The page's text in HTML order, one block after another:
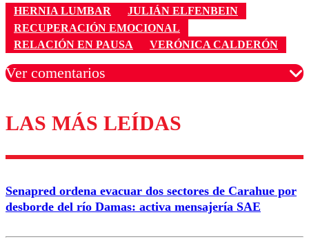
HERNIA LUMBAR
JULIÁN ELFENBEIN
RECUPERACIÓN EMOCIONAL
RELACIÓN EN PAUSA
VERÓNICA CALDERÓN
Ver comentarios
Los comentarios son moderados para garantizar un
diálogo respetuoso.
Correo
LAS MÁS LEÍDAS
Senapred ordena evacuar dos sectores de Carahue por
desborde del río Damas: activa mensajería SAE